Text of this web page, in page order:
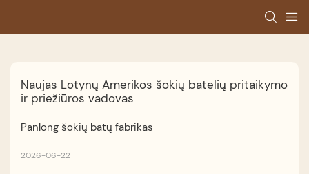
Naujas Lotynų Amerikos šokių batelių pritaikymo
ir priežiūros vadovas
Panlong šokių batų fabrikas
2026-06-22